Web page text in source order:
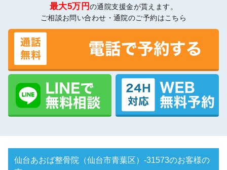
最大5万円の通院支援金が貰えます。
ご相談お問い合わせ・通院のご予約はこちら
仙台あおば整骨院（仙台市青葉区）-31573のお客様の